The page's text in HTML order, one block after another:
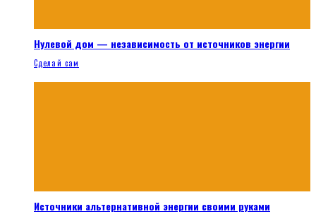
Нулевой дом — независимость от источников энергии
Сделай сам
Источники альтернативной энергии своими руками